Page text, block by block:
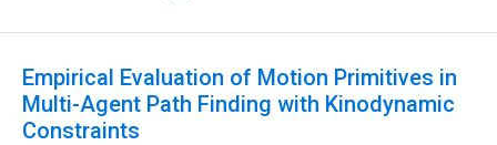
Empirical Evaluation of Motion Primitives in
Multi-Agent Path Finding with Kinodynamic
Constraints